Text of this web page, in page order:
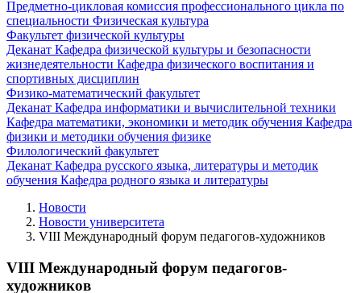
Предметно-цикловая комиссия профессионального цикла по
специальности Физическая культура
Факультет физической культуры
Деканат Кафедра физической культуры и безопасности
жизнедеятельности Кафедра физического воспитания и
спортивных дисциплин
Физико-математический факультет
Деканат Кафедра информатики и вычислительной техники
Кафедра математики, экономики и методик обучения Кафедра
физики и методики обучения физике
Филологический факультет
Деканат Кафедра русского языка, литературы и методик
обучения Кафедра родного языка и литературы
Новости
Новости университета
VIII Международный форум педагогов-художников
VIII Международный форум педагогов-
художников